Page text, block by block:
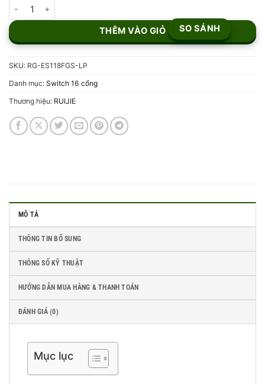
THÊM VÀO GIỎ SO SÁNH
SKU: RG-ES118FGS-LP
Danh mục: Switch 16 cổng
Thương hiệu: RUIJIE
MÔ TẢ
THÔNG TIN BỔ SUNG
THÔNG SỐ KỸ THUẬT
HƯỚNG DẪN MUA HÀNG & THANH TOÁN
ĐÁNH GIÁ (0)
Mục lục